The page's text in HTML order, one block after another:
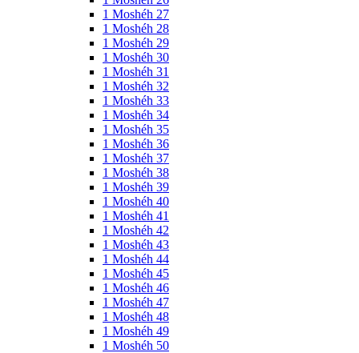
1 Moshéh 27
1 Moshéh 28
1 Moshéh 29
1 Moshéh 30
1 Moshéh 31
1 Moshéh 32
1 Moshéh 33
1 Moshéh 34
1 Moshéh 35
1 Moshéh 36
1 Moshéh 37
1 Moshéh 38
1 Moshéh 39
1 Moshéh 40
1 Moshéh 41
1 Moshéh 42
1 Moshéh 43
1 Moshéh 44
1 Moshéh 45
1 Moshéh 46
1 Moshéh 47
1 Moshéh 48
1 Moshéh 49
1 Moshéh 50